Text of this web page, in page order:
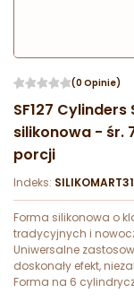
(0 Opinie)
SF127
silikonowa - śr.
porcji
Indeks:
Forma silikonowa o
tradycyjnych i
Uniwersalne
doskonały efekt,
Forma na 6